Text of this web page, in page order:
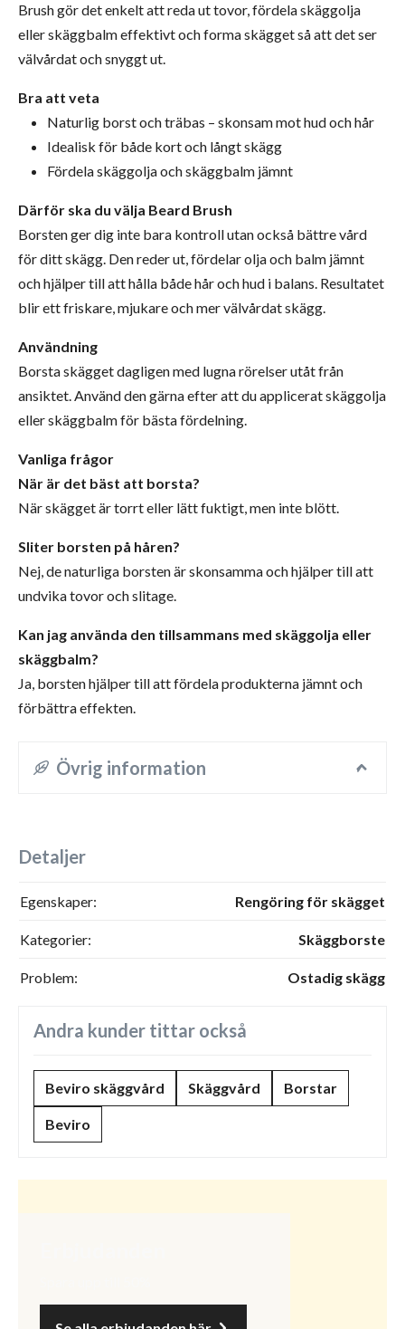
Brush gör det enkelt att reda ut tovor, fördela skäggolja
eller skäggbalm effektivt och forma skägget så att det ser
välvårdat och snyggt ut.
Bra att veta
Naturlig borst och träbas – skonsam mot hud och hår
Idealisk för både kort och långt skägg
Fördela skäggolja och skäggbalm jämnt
Därför ska du välja Beard Brush
Borsten ger dig inte bara kontroll utan också bättre vård
för ditt skägg. Den reder ut, fördelar olja och balm jämnt
och hjälper till att hålla både hår och hud i balans. Resultatet
blir ett friskare, mjukare och mer välvårdat skägg.
Användning
Borsta skägget dagligen med lugna rörelser utåt från
ansiktet. Använd den gärna efter att du applicerat skäggolja
eller skäggbalm för bästa fördelning.
Vanliga frågor
När är det bäst att borsta?
När skägget är torrt eller lätt fuktigt, men inte blött.
Sliter borsten på håren?
Nej, de naturliga borsten är skonsamma och hjälper till att
undvika tovor och slitage.
Kan jag använda den tillsammans med skäggolja eller
skäggbalm?
Ja, borsten hjälper till att fördela produkterna jämnt och
förbättra effekten.
Övrig information
Detaljer
Egenskaper: Rengöring för skägget
Kategorier: Skäggborste
Problem: Ostadig skägg
Andra kunder tittar också
Beviro skäggvård Skäggvård Borstar
Beviro